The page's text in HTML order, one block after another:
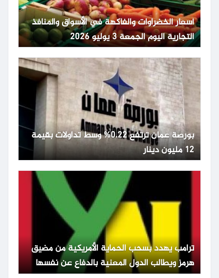
أسعار الخضراوات والفاكهة في الأسواق والمنافذ
التجارية اليوم الجمعة 3 يوليو 2026
بورصة عمان ترتفع 0.22% وسط تداولات بقيمة
12 مليون دينار
ترامب يهدد بسحب الحماية الأمريكية من مضيق
هرمز ويطالب الدول المعنية بالدفاع عن نفسها